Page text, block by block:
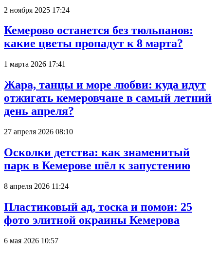
2 ноября 2025 17:24
Кемерово останется без тюльпанов:
какие цветы пропадут к 8 марта?
1 марта 2026 17:41
Жара, танцы и море любви: куда идут
отжигать кемеровчане в самый летний
день апреля?
27 апреля 2026 08:10
Осколки детства: как знаменитый
парк в Кемерове шёл к запустению
8 апреля 2026 11:24
Пластиковый ад, тоска и помои: 25
фото элитной окраины Кемерова
6 мая 2026 10:57